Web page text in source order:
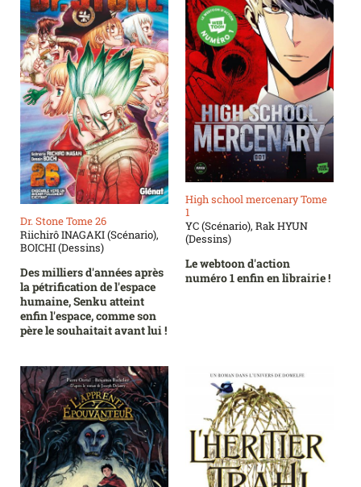
Dr. Stone Tome 26
Riichirô INAGAKI (Scénario),
BOICHI (Dessins)
Des milliers d'années après
la pétrification de l'espace
humaine, Senku atteint
enfin l'espace, comme son
père le souhaitait avant lui !
High school mercenary Tome
1
YC (Scénario), Rak HYUN
(Dessins)
Le webtoon d'action
numéro 1 enfin en librairie !